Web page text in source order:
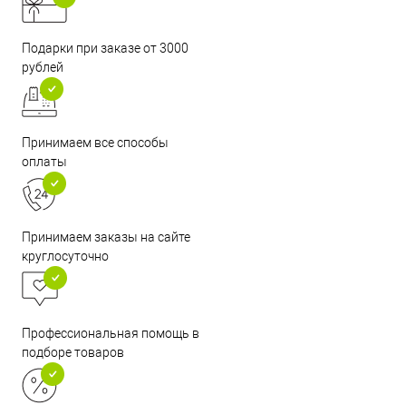
Подарки при заказе от 3000
рублей
Принимаем все способы
оплаты
Принимаем заказы на сайте
круглосуточно
Профессиональная помощь в
подборе товаров